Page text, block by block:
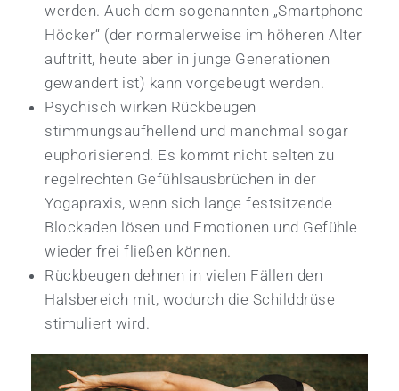
werden. Auch dem sogenannten „Smartphone
Höcker“ (der normalerweise im höheren Alter
auftritt, heute aber in junge Generationen
gewandert ist) kann vorgebeugt werden.
Psychisch wirken Rückbeugen
stimmungsaufhellend und manchmal sogar
euphorisierend. Es kommt nicht selten zu
regelrechten Gefühlsausbrüchen in der
Yogapraxis, wenn sich lange festsitzende
Blockaden lösen und Emotionen und Gefühle
wieder frei fließen können.
Rückbeugen dehnen in vielen Fällen den
Halsbereich mit, wodurch die Schilddrüse
stimuliert wird.